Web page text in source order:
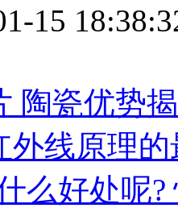
15
陶瓷优势
外线原理
么好处呢